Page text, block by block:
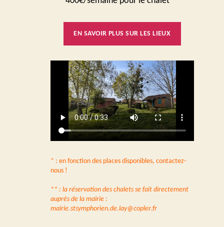
EN SAVOIR PLUS SUR LES LIEUX
* : en fonction des places disponibles, contactez-
nous !
** : la réservation des chalets se fait directement
auprès de la mairie :
mairie.stsymphorien.de.lay@copler.fr